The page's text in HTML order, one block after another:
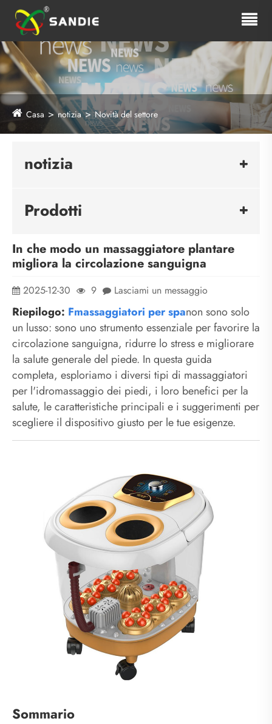
Casa notizia Novità del settore
notizia
Prodotti
In che modo un massaggiatore plantare
migliora la circolazione sanguigna
2025-12-30 9 Lasciami un messaggio
Riepilogo: Fmassaggiatori per spanon sono solo
un lusso: sono uno strumento essenziale per favorire la
circolazione sanguigna, ridurre lo stress e migliorare
la salute generale del piede. In questa guida
completa, esploriamo i diversi tipi di massaggiatori
per l'idromassaggio dei piedi, i loro benefici per la
salute, le caratteristiche principali e i suggerimenti per
scegliere il dispositivo giusto per le tue esigenze.
Sommario